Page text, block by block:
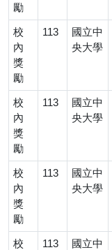
勵
校
內
獎
勵
113
國立中
央大學
校
內
獎
勵
113
國立中
央大學
校
內
獎
勵
113
國立中
央大學
校
113
國立中